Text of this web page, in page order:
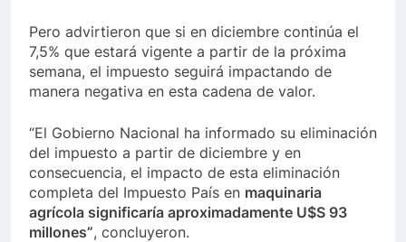
Pero advirtieron que si en diciembre continúa el
7,5% que estará vigente a partir de la próxima
semana, el impuesto seguirá impactando de
manera negativa en esta cadena de valor.
“El Gobierno Nacional ha informado su eliminación
del impuesto a partir de diciembre y en
consecuencia, el impacto de esta eliminación
completa del Impuesto País en maquinaria
agrícola significaría aproximadamente U$S 93
millones”, concluyeron.